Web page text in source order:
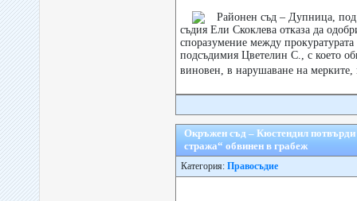
Районен съд – Дупница, под
съдия Ели Скоклева отказа да
споразумение между
подсъдимия Цветелин С., с което
виновен, в нарушаване на
Окръжен съд – Кюстендил
стража“ обвинен в грабеж
Категория: Правосъдие